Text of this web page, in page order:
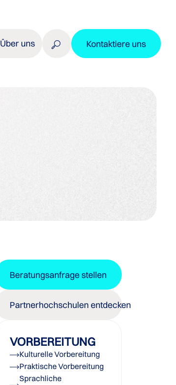
Über uns Kontaktiere uns
Beratungsanfrage stellen
Partnerhochschulen entdecken
VORBEREITUNG
Kulturelle Vorbereitung
Praktische Vorbereitung
Sprachliche